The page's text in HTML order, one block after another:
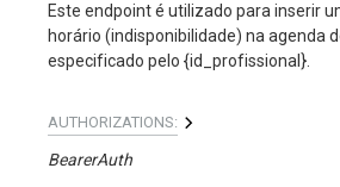
Este endpoint é utilizado para inserir
horário (indisponibilidade) na agenda
especificado pelo {id_profissional}.
AUTHORIZATIONS:
BearerAuth